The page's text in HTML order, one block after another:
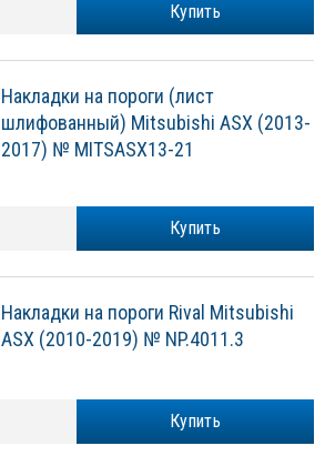
Купить
Накладки на пороги (лист
шлифованный) Mitsubishi ASX (2013-
2017) № MITSASX13-21
Купить
Накладки на пороги Rival Mitsubishi
ASX (2010-2019) № NP.4011.3
Купить